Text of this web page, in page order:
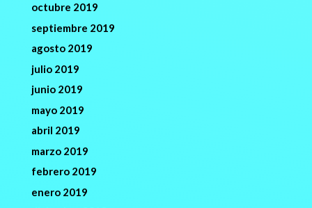
octubre 2019
septiembre 2019
agosto 2019
julio 2019
junio 2019
mayo 2019
abril 2019
marzo 2019
febrero 2019
enero 2019